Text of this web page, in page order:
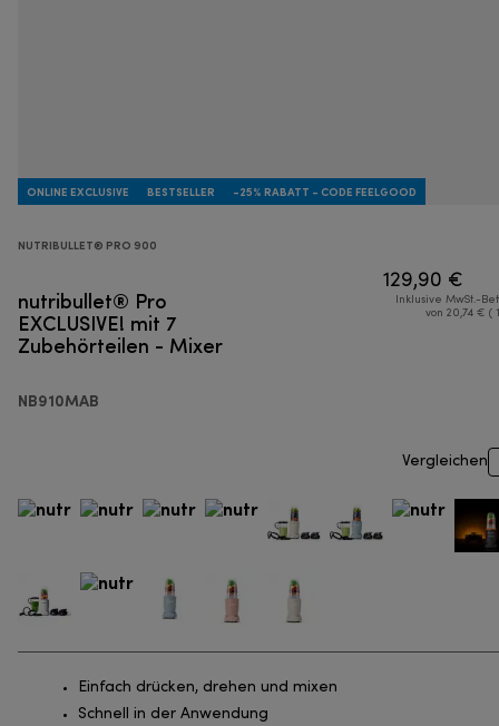
ONLINE EXCLUSIVE BESTSELLER -25% RABATT - CODE FEELGOOD
NUTRIBULLET® PRO 900
nutribullet® Pro
EXCLUSIVE! mit 7
Zubehörteilen - Mixer
NB910MAB
129,90 €
Inklusive MwSt.-
von 20,74 € (
Vergleichen
Einfach drücken, drehen und mixen
Schnell in der Anwendung